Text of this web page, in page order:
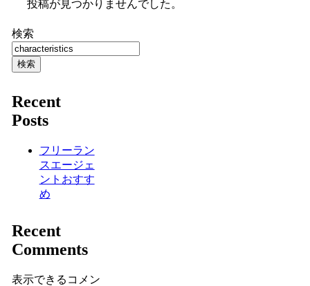
投稿が見つかりませんでした。
検索
検索
Recent
Posts
フリーラン
スエージェ
ントおすす
め
Recent
Comments
表示できるコメン